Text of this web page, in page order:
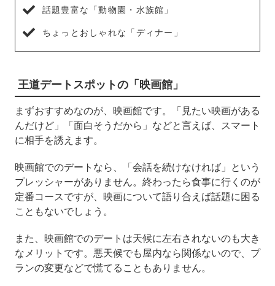
話題豊富な「動物園・水族館」
ちょっとおしゃれな「ディナー」
王道デートスポットの「映画館」
まずおすすめなのが、映画館です。「見たい映画がある
んだけど」「面白そうだから」などと言えば、スマート
に相手を誘えます。
映画館でのデートなら、「会話を続けなければ」という
プレッシャーがありません。終わったら食事に行くのが
定番コースですが、映画について語り合えば話題に困る
こともないでしょう。
また、映画館でのデートは天候に左右されないのも大き
なメリットです。悪天候でも屋内なら関係ないので、プ
ランの変更などで慌てることもありません。